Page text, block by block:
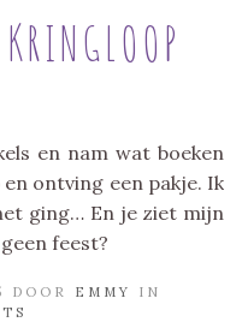
en nam wat boeken
en ontving een pakje. Ik
ging… En je ziet mijn
feest?
DOOR EMMY
IN